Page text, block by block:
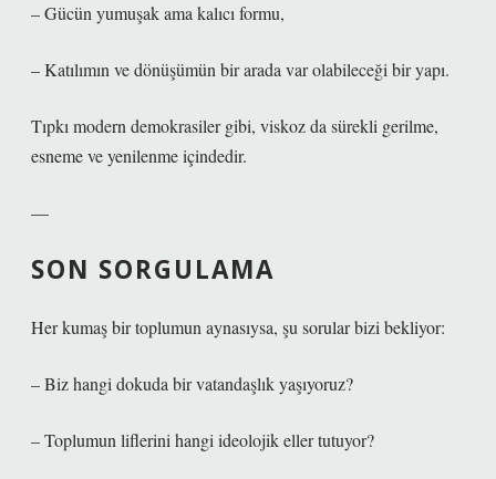
– Gücün yumuşak ama kalıcı formu,
– Katılımın ve dönüşümün bir arada var olabileceği bir yapı.
Tıpkı modern demokrasiler gibi, viskoz da sürekli gerilme,
esneme ve yenilenme içindedir.
—
SON SORGULAMA
Her kumaş bir toplumun aynasıysa, şu sorular bizi bekliyor:
– Biz hangi dokuda bir vatandaşlık yaşıyoruz?
– Toplumun liflerini hangi ideolojik eller tutuyor?